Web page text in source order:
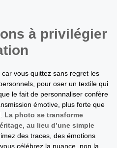
à privilégier
car vous quittez sans regret les
pour oser un textile qui
le fait de personnaliser confère
émotive, plus forte que
La photo se transforme
au lieu d’une simple
des traces, des émotions
célébrez la nuance, non la